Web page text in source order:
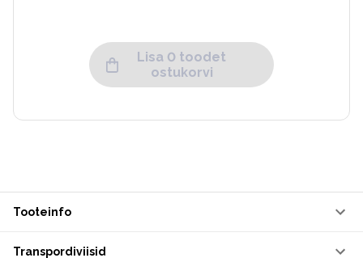
Lisa 0 toodet
ostukorvi
Tooteinfo
Transpordiviisid